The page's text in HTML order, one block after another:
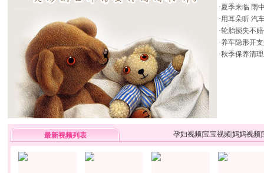
·夏季来临 雨
·用耳朵听 汽
·轮胎损失不
·养车隐形开
·秋季保养清
最新视频列表 孕妇视频宝宝视频妈妈视频